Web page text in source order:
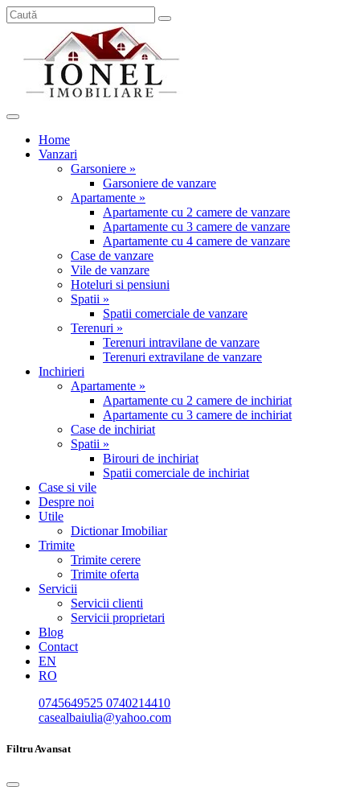
Home
Vanzari
Garsoniere »
Garsoniere de vanzare
Apartamente »
Apartamente cu 2 camere de vanzare
Apartamente cu 3 camere de vanzare
Apartamente cu 4 camere de vanzare
Case de vanzare
Vile de vanzare
Hoteluri si pensiuni
Spatii »
Spatii comerciale de vanzare
Terenuri »
Terenuri intravilane de vanzare
Terenuri extravilane de vanzare
Inchirieri
Apartamente »
Apartamente cu 2 camere de inchiriat
Apartamente cu 3 camere de inchiriat
Case de inchiriat
Spatii »
Birouri de inchiriat
Spatii comerciale de inchiriat
Case si vile
Despre noi
Utile
Dictionar Imobiliar
Trimite
Trimite cerere
Trimite oferta
Servicii
Servicii clienti
Servicii proprietari
Blog
Contact
EN
RO
0745649525 0740214410
casealbaiulia@yahoo.com
Filtru Avansat